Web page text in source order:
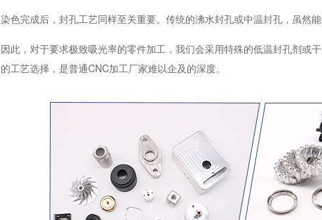
染色完成后，封孔工艺同样至关重要。传统的沸水封孔或中温封孔，虽然
因此，对于要求极致吸光率的零件加工，我们会采用特殊的低温封孔剂或
的工艺选择，是普通CNC加工厂家难以企及的深度。